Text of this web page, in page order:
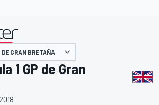
DE GRAN BRETAÑA
1 GP de Gran